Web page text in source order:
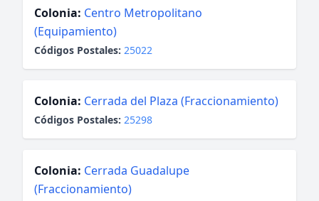
Colonia: Centro Metropolitano
(Equipamiento)
Códigos Postales: 25022
Colonia: Cerrada del Plaza (Fraccionamiento)
Códigos Postales: 25298
Colonia: Cerrada Guadalupe
(Fraccionamiento)